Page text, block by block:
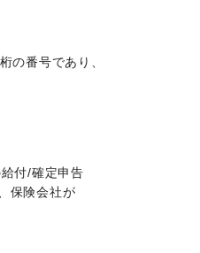
の番号であり、
付/確定申告
保険会社が